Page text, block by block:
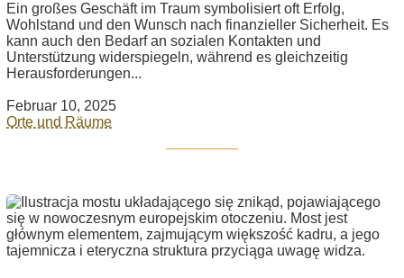
Ein großes Geschäft im Traum symbolisiert oft Erfolg,
Wohlstand und den Wunsch nach finanzieller Sicherheit. Es
kann auch den Bedarf an sozialen Kontakten und
Unterstützung widerspiegeln, während es gleichzeitig
Herausforderungen...
Februar 10, 2025
Orte und Räume